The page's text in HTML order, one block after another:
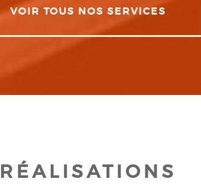
VOIR TOUS NOS SERVICES
RÉALISATIONS